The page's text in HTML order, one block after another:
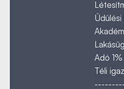
Adó 1%
Téli